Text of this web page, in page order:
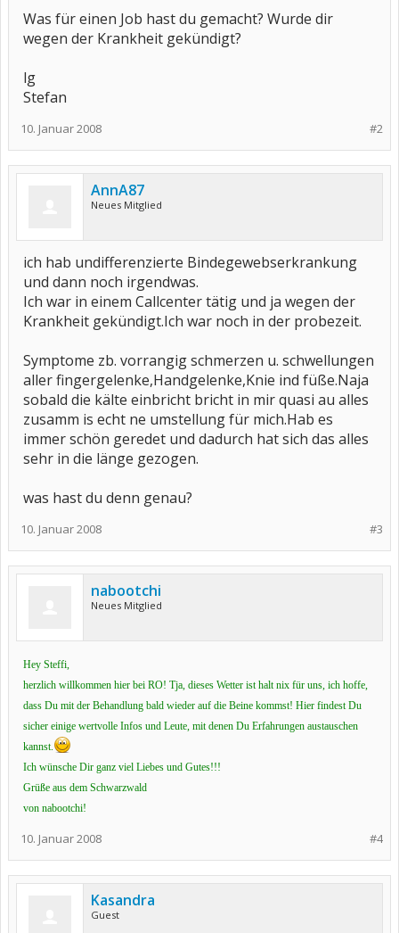
Was für einen Job hast du gemacht? Wurde dir
wegen der Krankheit gekündigt?
lg
Stefan
#2
10. Januar 2008
AnnA87
Neues Mitglied
ich hab undifferenzierte Bindegewebserkrankung
und dann noch irgendwas.
Ich war in einem Callcenter tätig und ja wegen der
Krankheit gekündigt.Ich war noch in der probezeit.
Symptome zb. vorrangig schmerzen u. schwellungen
aller fingergelenke,Handgelenke,Knie ind füße.Naja
sobald die kälte einbricht bricht in mir quasi au alles
zusamm is echt ne umstellung für mich.Hab es
immer schön geredet und dadurch hat sich das alles
sehr in die länge gezogen.
was hast du denn genau?
#3
10. Januar 2008
nabootchi
Neues Mitglied
Hey Steffi,
herzlich willkommen hier bei RO! Tja, dieses Wetter ist halt nix für uns, ich hoffe,
dass Du mit der Behandlung bald wieder auf die Beine kommst! Hier findest Du
sicher einige wertvolle Infos und Leute, mit denen Du Erfahrungen austauschen
kannst.
Ich wünsche Dir ganz viel Liebes und Gutes!!!
Grüße aus dem Schwarzwald
von nabootchi!
#4
10. Januar 2008
Kasandra
Guest